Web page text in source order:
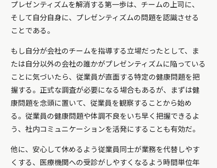
プレゼンティズムを解消する第一歩は、チームの上司に、
そして自分自身に、プレゼンティズムの問題を認識させる
ことである。
もし自分が会社のチームを指導する立場だったとして、ま
たは自分以外の会社の誰かがプレゼンティズムに陥っている
ことに気づいたら、従業員が直面する特定の健康問題を把
握する。正式な調査が必要になる場合もあるが、まずは健
康問題を念頭に置いて、従業員を観察することから始め
る。従業員の健康問題や体調不良をいち早く把握できるよ
う、社内コミュニケーションを活発にすることも有効だ。
他に、安心して休めるよう従業員同士が業務を代替しやす
くする、医療機関への受診がしやすくなるよう時間単位年